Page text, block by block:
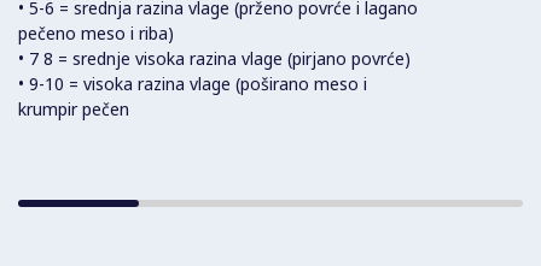
• 5-6 = srednja razina vlage (prženo povrće i lagano
pečeno meso i riba)
• 7 8 = srednje visoka razina vlage (pirjano povrće)
• 9-10 = visoka razina vlage (poširano meso i
krumpir pečen